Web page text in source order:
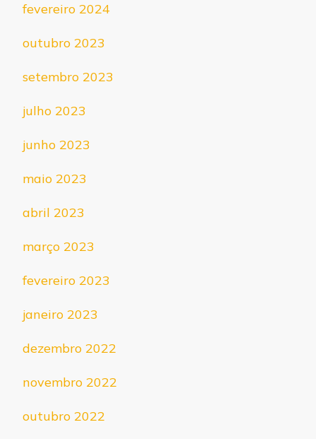
fevereiro 2024
outubro 2023
setembro 2023
julho 2023
junho 2023
maio 2023
abril 2023
março 2023
fevereiro 2023
janeiro 2023
dezembro 2022
novembro 2022
outubro 2022